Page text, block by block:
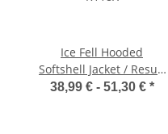
Ice Fell Hooded
Softshell Jacket / Result
R118X
38,99 € - 51,30 € *